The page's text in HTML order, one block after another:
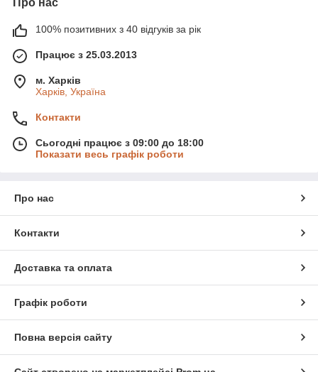
Про нас
100% позитивних з 40 відгуків за рік
Працює з 25.03.2013
м. Харків
Харків, Україна
Контакти
Сьогодні працює з 09:00 до 18:00
Показати весь графік роботи
Про нас
Контакти
Доставка та оплата
Графік роботи
Повна версія сайту